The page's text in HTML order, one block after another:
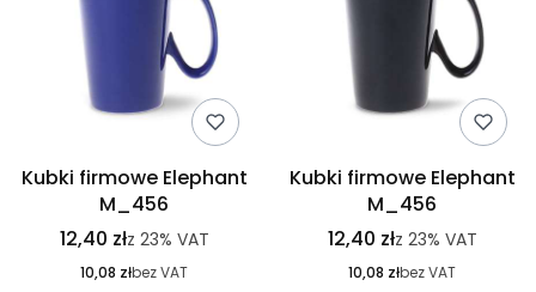
Kubki firmowe Elephant
M_456
12,40 złz 23% VAT
10,08 złbez VAT
Kubki firmowe Elephant
M_456
12,40 złz 23% VAT
10,08 złbez VAT